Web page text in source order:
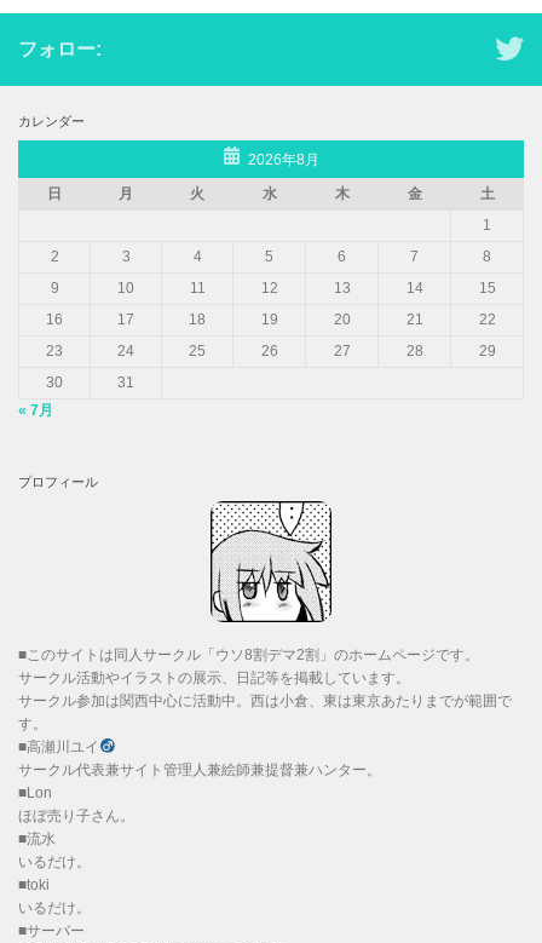
フォロー:
カレンダー
2026年8月
日
月 火 水 木 金
土
1
2
3 4 5 6 7
8
9
10 11 12 13 14
15
16
17 18 19 20 21
22
23
24 25 26 27 28
29
30
31
« 7月
プロフィール
■このサイトは同人サークル「ウソ8割デマ2割」のホームページです。
サークル活動やイラストの展示、日記等を掲載しています。
サークル参加は関西中心に活動中。西は小倉、東は東京あたりまでが範囲で
す。
■高瀬川ユイ
サークル代表兼サイト管理人兼絵師兼提督兼ハンター。
■Lon
ほぼ売り子さん。
■流水
いるだけ。
■toki
いるだけ。
■サーバー